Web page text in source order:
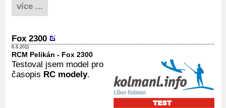
více ...
Fox 2300
6.6.2011
RCM Pelikán - Fox 2300
Testoval jsem model pro
časopis RC modely.